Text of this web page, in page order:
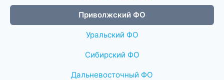
Приволжский ФО
Уральский ФО
Сибирский ФО
Дальневосточный ФО